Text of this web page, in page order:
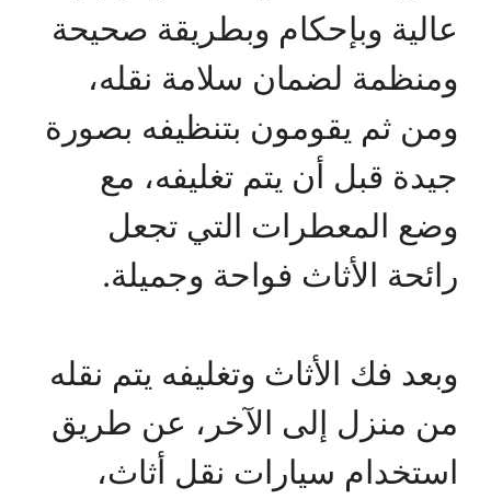
عالية وبإحكام وبطريقة صحيحة
ومنظمة لضمان سلامة نقله،
ومن ثم يقومون بتنظيفه بصورة
جيدة قبل أن يتم تغليفه، مع
وضع المعطرات التي تجعل
رائحة الأثاث فواحة وجميلة.
وبعد فك الأثاث وتغليفه يتم نقله
من منزل إلى الآخر، عن طريق
استخدام سيارات نقل أثاث،